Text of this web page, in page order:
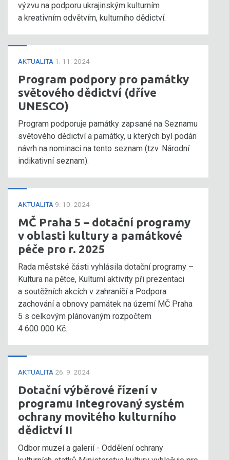
výzvu na podporu ukrajinským kulturním
a kreativním odvětvím, kulturního dědictví.
AKTUALITA 1. 11. 2024
Program podpory pro památky
světového dědictví (dříve
UNESCO)
Program podporuje památky zapsané na Seznamu
světového dědictví a památky, u kterých byl podán
návrh na nominaci na tento seznam (tzv. Národní
indikativní seznam).
AKTUALITA 9. 10. 2024
MČ Praha 5 – dotační programy
v oblasti kultury a památkové
péče pro r. 2025
Rada městské části vyhlásila dotační programy –
Kultura na pětce, Kulturní aktivity při prezentaci
a soutěžních akcích v zahraničí a Podpora
zachování a obnovy památek na území MČ Praha
5 s celkovým plánovaným rozpočtem
4 600 000 Kč.
AKTUALITA 26. 9. 2024
Dotační výběrové řízení v
programu Integrovaný systém
ochrany movitého kulturního
dědictví II
Odbor muzeí a galerií - Oddělení ochrany